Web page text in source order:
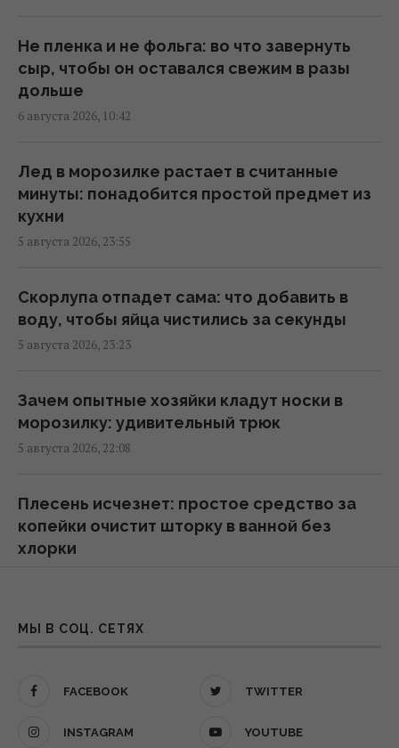
За несколько часов погибло более 230
тысяч человек: история цунами в Таиланде
14:30 четверг, 06 августа 2026
Почему кот пьет из раковины или унитаза,
но не из миски: объяснение ученых
14:23 четверг, 06 августа 2026
после приезда солиста "Ногу свело!" в
Киев
14:19 четверг, 06 августа 2026
Дома из старых шин и бутылок держат 20°C
без кондиционера и отопления: как это
работает
Загадка со спичками, в которой
правильный ответ скрывается в одном
мгновенно
Не пленка и не фольга: во что завернуть
сыр, чтобы он оставался свежим в разы
дольше
6 августа 2026, 10:42
Лед в морозилке растает в считанные
минуты: понадобится простой предмет из
кухни
5 августа 2026, 23:55
Скорлупа отпадет сама: что добавить в
воду, чтобы яйца чистились за секунды
5 августа 2026, 23:23
Зачем опытные хозяйки кладут носки в
морозилку: удивительный трюк
5 августа 2026, 22:08
Плесень исчезнет: простое средство за
копейки очистит шторку в ванной без
хлорки
Котлеты получатся невероятно сочными:
Украинцев призвали смешать сушеную
МЫ В СОЦ. СЕТЯХ
FACEBOOK TWITTER
INSTAGRAM YOUTUBE